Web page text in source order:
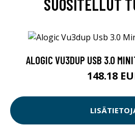
SUOSITELLUT
ALOGIC VU3DUP USB 3.0
148.18